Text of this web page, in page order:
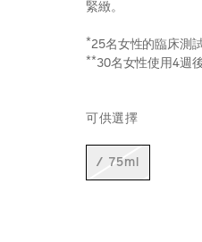
緊緻。
*25名女性的臨床測
**30名女性使用4週
編
號：
可供選擇
/ 75ml